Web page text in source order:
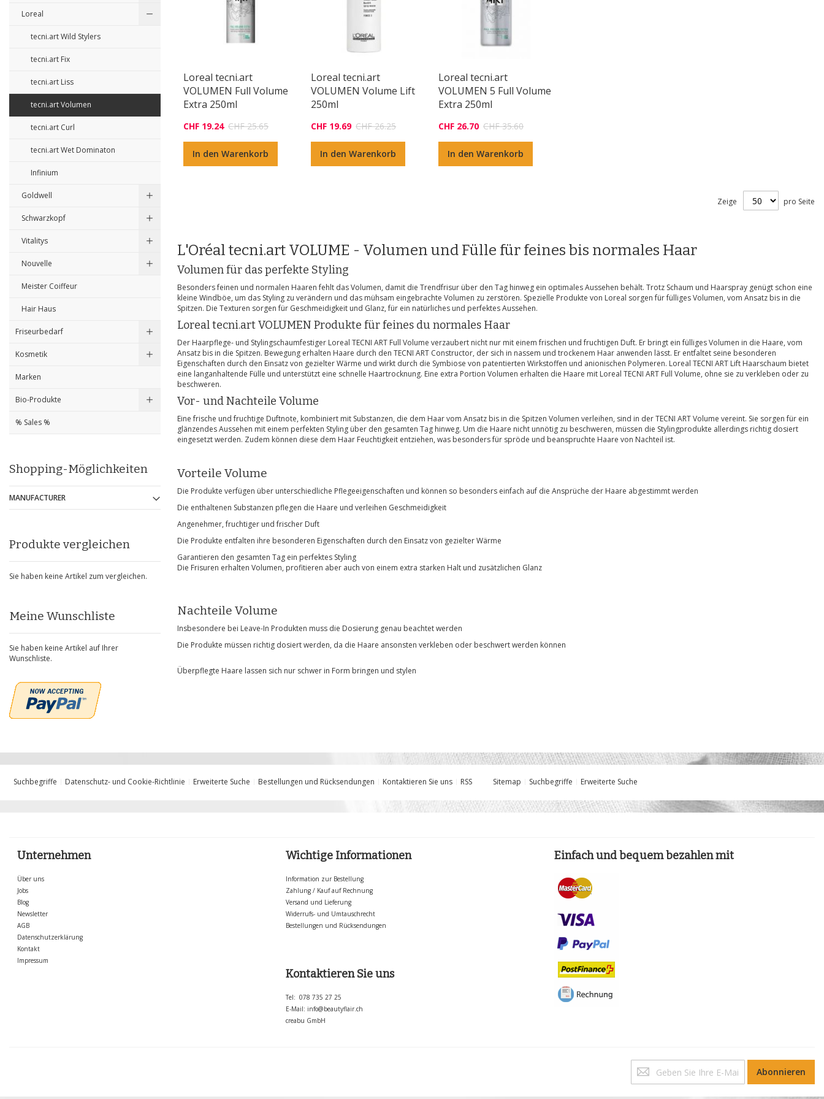
Loreal tecni.art
VOLUMEN Full Volume
Extra 250ml
CHF 19.24 CHF 25.65
In den Warenkorb
Loreal tecni.art
VOLUMEN Volume Lift
250ml
CHF 19.69 CHF 26.25
In den Warenkorb
Loreal tecni.art
VOLUMEN 5 Full Volume
Extra 250ml
CHF 26.70 CHF 35.60
In den Warenkorb
Zeige pro Seite
L'Oréal tecni.art VOLUME - Volumen und Fülle für feines bis normales Haar
Volumen für das perfekte Styling
Besonders feinen und normalen Haaren fehlt das Volumen, damit die Trendfrisur über den Tag hinweg ein optimales Aussehen behält. Trotz Schaum und Haarspray genügt schon eine
kleine Windböe, um das Styling zu verändern und das mühsam eingebrachte Volumen zu zerstören. Spezielle Produkte von Loreal sorgen für fülliges Volumen, vom Ansatz bis in die
Spitzen. Die Texturen sorgen für Geschmeidigkeit und Glanz, für ein natürliches und perfektes Aussehen.
Loreal tecni.art VOLUMEN Produkte für feines du normales Haar
Der Haarpflege- und Stylingschaumfestiger Loreal TECNI ART Full Volume verzaubert nicht nur mit einem frischen und fruchtigen Duft. Er bringt ein fülliges Volumen in die Haare, vom
Ansatz bis in die Spitzen. Bewegung erhalten Haare durch den TECNI ART Constructor, der sich in nassem und trockenem Haar anwenden lässt. Er entfaltet seine besonderen
Eigenschaften durch den Einsatz von gezielter Wärme und wirkt durch die Symbiose von patentierten Wirkstoffen und anionischen Polymeren. Loreal TECNI ART Lift Haarschaum bietet
eine langanhaltende Fülle und unterstützt eine schnelle Haartrocknung. Eine extra Portion Volumen erhalten die Haare mit Loreal TECNI ART Full Volume, ohne sie zu verkleben oder zu
beschweren.
Vor- und Nachteile Volume
Eine frische und fruchtige Duftnote, kombiniert mit Substanzen, die dem Haar vom Ansatz bis in die Spitzen Volumen verleihen, sind in der TECNI ART Volume vereint. Sie sorgen für ein
glänzendes Aussehen mit einem perfekten Styling über den gesamten Tag hinweg. Um die Haare nicht unnötig zu beschweren, müssen die Stylingprodukte allerdings richtig dosiert
eingesetzt werden. Zudem können diese dem Haar Feuchtigkeit entziehen, was besonders für spröde und beanspruchte Haare von Nachteil ist.
Vorteile Volume
Die Produkte verfügen über unterschiedliche Pflegeeigenschaften und können so besonders einfach auf die Ansprüche der Haare abgestimmt werden
Die enthaltenen Substanzen pflegen die Haare und verleihen Geschmeidigkeit
Angenehmer, fruchtiger und frischer Duft
Die Produkte entfalten ihre besonderen Eigenschaften durch den Einsatz von gezielter Wärme
Garantieren den gesamten Tag ein perfektes Styling
Die Frisuren erhalten Volumen, profitieren aber auch von einem extra starken Halt und zusätzlichen Glanz
Nachteile Volume
Insbesondere bei Leave-In Produkten muss die Dosierung genau beachtet werden
Die Produkte müssen richtig dosiert werden, da die Haare ansonsten verkleben oder beschwert werden können
Überpflegte Haare lassen sich nur schwer in Form bringen und stylen
Loreal
tecni.art Wild Stylers
tecni.art Fix
tecni.art Liss
tecni.art Volumen
tecni.art Curl
tecni.art Wet Dominaton
Infinium
Goldwell
Schwarzkopf
Vitalitys
Nouvelle
Meister Coiffeur
Hair Haus
Friseurbedarf
Kosmetik
Marken
Bio-Produkte
% Sales %
Shopping-Möglichkeiten
MANUFACTURER
Produkte vergleichen
Sie haben keine Artikel zum vergleichen.
Meine Wunschliste
Sie haben keine Artikel auf Ihrer
Wunschliste.
Suchbegriffe Datenschutz- und Cookie-Richtlinie Erweiterte Suche Bestellungen und Rücksendungen Kontaktieren Sie uns RSS Sitemap Suchbegriffe Erweiterte Suche
Unternehmen
Über uns
Jobs
Blog
Newsletter
AGB
Datenschutzerklärung
Kontakt
Impressum
Wichtige Informationen
Information zur Bestellung
Zahlung / Kauf auf Rechnung
Versand und Lieferung
Widerrufs- und Umtauschrecht
Bestellungen und Rücksendungen
Kontaktieren Sie uns
Tel: 078 735 27 25
E-Mail: info@beautyflair.ch
creabu GmbH
Einfach und bequem bezahlen mit
Sie
sich
für
Abonnieren